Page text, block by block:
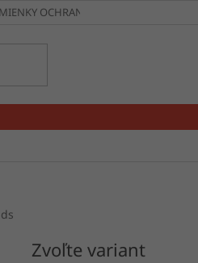
OCHRANY OSOBNÝCH ÚDAJOV
Zvoľte variant